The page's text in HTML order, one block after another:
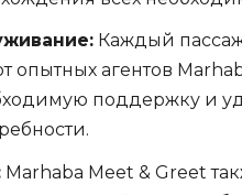
Каждый
агентов
поддержку и
Marhaba Meet & Greet